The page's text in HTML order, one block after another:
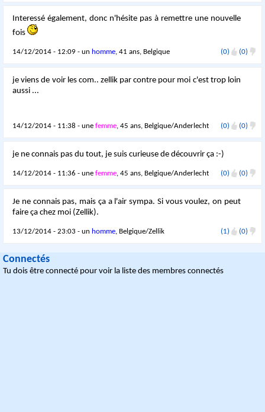
Interessé également, donc n'hésite pas à remettre une nouvelle
fois
14/12/2014 - 12:09 - un homme, 41 ans, Belgique (0) (0)
je viens de voir les com.. zellik par contre pour moi c'est trop loin
aussi ...
14/12/2014 - 11:38 - unefemme, 45 ans, Belgique/Anderlecht (0) (0)
je ne connais pas du tout, je suis curieuse de découvrir ça :-)
14/12/2014 - 11:36 - unefemme, 45 ans, Belgique/Anderlecht (0) (0)
Je ne connais pas, mais ça a l'air sympa. Si vous voulez, on peut
faire ça chez moi (Zellik).
13/12/2014 - 23:03 - un homme, Belgique/Zellik (1) (0)
Connectés
Tu dois être connecté pour voir la liste des membres connectés